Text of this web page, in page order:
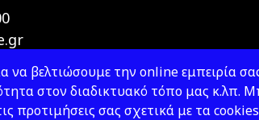
να βελτιώσουμε την online εμπειρία
στον διαδικτυακό τόπο μας κ.λπ.
προτιμήσεις σας σχετικά με τα